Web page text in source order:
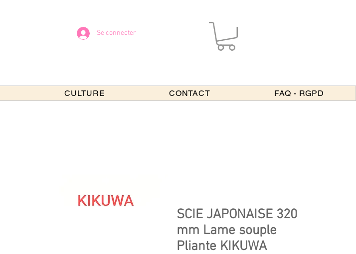
Se connecter
CULTURE CONTACT FAQ - RGPD
SCIE JAPONAISE 320
mm Lame souple
Pliante KIKUWA